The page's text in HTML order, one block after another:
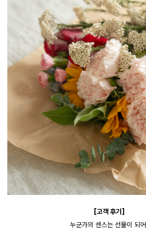
[고객 후기]
누군가의 센스는 선물이 되어,